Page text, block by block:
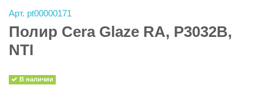
Арт. pt00000171
Полир Cera Glaze RA, P3032B,
NTI
В наличии